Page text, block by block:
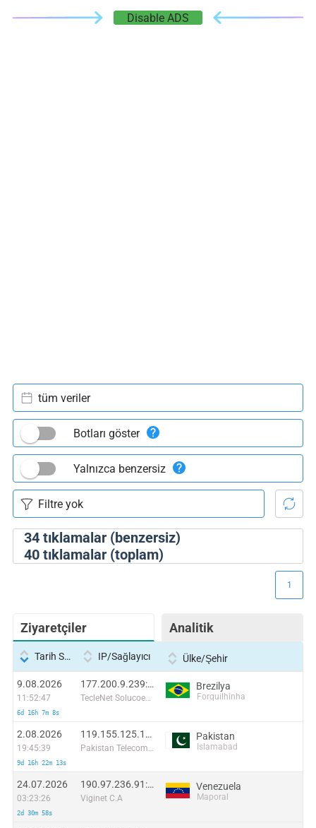
Disable ADS
34tıklamalar (benzersiz)
40tıklamalar (toplam)
tüm veriler
Botları göster
Yalnızca benzersiz
Ziyaretçiler Analitik
1
Tarih Saati IP/Sağlayıcı Ülke/Şehir
9.08.2026
11:52:47
6d 16h 7m 8s
177.200.9.239:45588
TecleNet Solucoes Tecnologicas
Brezilya
Forquilhinha
2.08.2026
19:45:39
9d 16h 22m 13s
119.155.125.167:33134
Pakistan Telecommuication company limited
Pakistan
Islamabad
24.07.2026
03:23:26
2d 30m 58s
190.97.236.91:58420
Viginet C.A
Venezuela
Maporal